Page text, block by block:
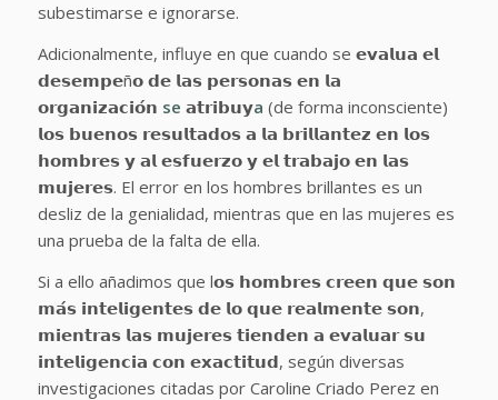
subestimarse e ignorarse.
Adicionalmente, influye en que cuando se 𝗲𝘃𝗮𝗹𝘂𝗮 𝗲𝗹
𝗱𝗲𝘀𝗲𝗺𝗽𝗲ñ𝗼 𝗱𝗲 𝗹𝗮𝘀 𝗽𝗲𝗿𝘀𝗼𝗻𝗮𝘀 𝗲𝗻 𝗹𝗮
𝗼𝗿𝗴𝗮𝗻𝗶𝘇𝗮𝗰𝗶𝗼́𝗻 se 𝗮𝘁𝗿𝗶𝗯𝘂𝘆a (de forma inconsciente)
𝗹𝗼𝘀 𝗯𝘂𝗲𝗻𝗼𝘀 𝗿𝗲𝘀𝘂𝗹𝘁𝗮𝗱𝗼𝘀 𝗮 𝗹𝗮 𝗯𝗿𝗶𝗹𝗹𝗮𝗻𝘁𝗲𝘇 𝗲𝗻 𝗹𝗼𝘀
𝗵𝗼𝗺𝗯𝗿𝗲𝘀 𝘆 𝗮𝗹 𝗲𝘀𝗳𝘂𝗲𝗿𝘇𝗼 𝘆 𝗲𝗹 𝘁𝗿𝗮𝗯𝗮𝗷𝗼 𝗲𝗻 𝗹𝗮𝘀
𝗺𝘂𝗷𝗲𝗿𝗲𝘀. El error en los hombres brillantes es un
desliz de la genialidad, mientras que en las mujeres es
una prueba de la falta de ella.
Si a ello añadimos que l𝗼𝘀 𝗵𝗼𝗺𝗯𝗿𝗲𝘀 𝗰𝗿𝗲𝗲𝗻 𝗾𝘂𝗲 𝘀𝗼𝗻
𝗺𝗮́𝘀 𝗶𝗻𝘁𝗲𝗹𝗶𝗴𝗲𝗻𝘁𝗲𝘀 𝗱𝗲 𝗹𝗼 𝗾𝘂𝗲 𝗿𝗲𝗮𝗹𝗺𝗲𝗻𝘁𝗲 𝘀𝗼𝗻,
𝗺𝗶𝗲𝗻𝘁𝗿𝗮𝘀 𝗹𝗮𝘀 𝗺𝘂𝗷𝗲𝗿𝗲𝘀 𝘁𝗶𝗲𝗻𝗱𝗲𝗻 𝗮 𝗲𝘃𝗮𝗹𝘂𝗮𝗿 𝘀𝘂
𝗶𝗻𝘁𝗲𝗹𝗶𝗴𝗲𝗻𝗰𝗶𝗮 𝗰𝗼𝗻 𝗲𝘅𝗮𝗰𝘁𝗶𝘁𝘂𝗱, según diversas
investigaciones citadas por Caroline Criado Perez en